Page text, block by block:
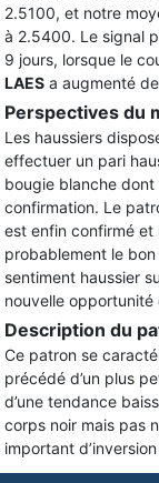
2.5100, et notre
à 2.5400. Le signal
9 jours, lorsque le
LAES a augmenté de
Perspectives du
Les haussiers
effectuer un pari
bougie blanche
confirmation. Le
est enfin confirmé et
probablement le
sentiment haussier
nouvelle
Description du
Ce patron se
précédé d’un plus
d’une tendance
corps noir mais pas
important